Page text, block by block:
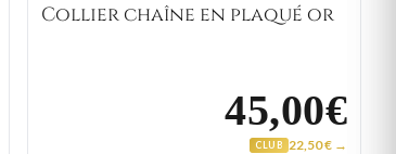
Collier chaîne en plaqué or
45,00€
CLUB 22,50 € →